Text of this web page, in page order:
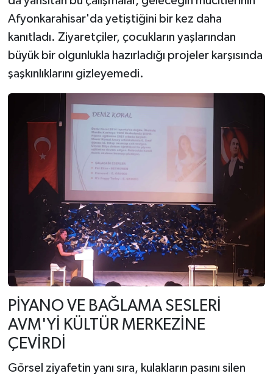
Afyonkarahisar'da yetiştiğini bir kez daha
kanıtladı. Ziyaretçiler, çocukların yaşlarından
büyük bir olgunlukla hazırladığı projeler karşısında
şaşkınlıklarını gizleyemedi.
PİYANO VE BAĞLAMA SESLERİ
AVM'Yİ KÜLTÜR MERKEZİNE
ÇEVİRDİ
Görsel ziyafetin yanı sıra, kulakların pasını silen